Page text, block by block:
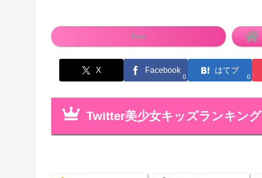
Prev
X Facebook
0
はてブ
0
Twitter美少女キッズランキング